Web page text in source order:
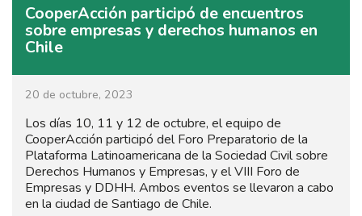
CooperAcción participó de encuentros
sobre empresas y derechos humanos en
Chile
20 de octubre, 2023
Los días 10, 11 y 12 de octubre, el equipo de
CooperAcción participó del Foro Preparatorio de la
Plataforma Latinoamericana de la Sociedad Civil sobre
Derechos Humanos y Empresas, y el VIII Foro de
Empresas y DDHH. Ambos eventos se llevaron a cabo
en la ciudad de Santiago de Chile.